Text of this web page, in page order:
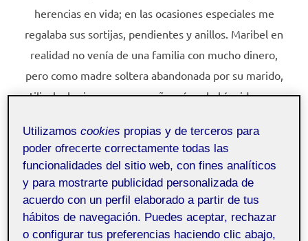
herencias en vida; en las ocasiones especiales me
regalaba sus sortijas, pendientes y anillos. Maribel en
realidad no venía de una familia con mucho dinero,
pero como madre soltera abandonada por su marido,
utilizaba las joyas para enseñar cómo había sido capaz
más allá de su materialidad física… en su lugar y
contexto social específico” (Miller, 2002).
Yo siempre he bastante masculina
que le agradecía que compartiera sus tesoros
conmigo, llegaba a casa y lo guardaba… y Maribel me
Utilizamoscookies propias y de terceros para
poder ofrecerte correctamente todas las
funcionalidades del sitio web, con fines analíticos
y para mostrarte publicidad personalizada de
acuerdo con un perfil elaborado a partir de tus
hábitos de navegación. Puedes aceptar, rechazar
o configurar tus preferencias haciendo clic abajo,